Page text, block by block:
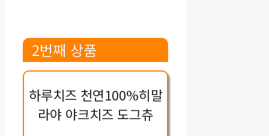
2번째 상품
하루치즈 천연100%히말
라야 야크치즈 도그츄